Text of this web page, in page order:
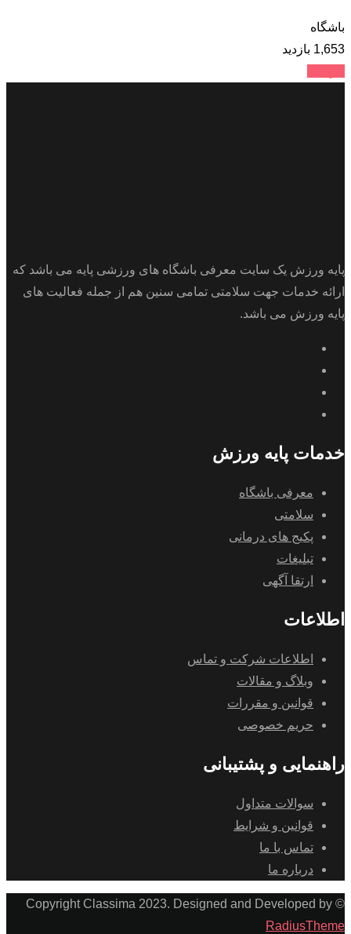
باشگاه
1,653 بازدید
پایه ورزش یک سایت معرفی باشگاه های ورزشی پایه می باشد که
ارائه خدمات جهت سلامتی تمامی سنین هم از جمله فعالیت های
پایه ورزش می باشد.
خدمات پایه ورزش
معرفی باشگاه
سلامتی
پکیج های درمانی
تبلیغات
ارتقا آگهی
اطلاعات
اطلاعات شرکت و تماس
وبلاگ و مقالات
قوانین و مقررات
حریم خصوصی
راهنمایی و پشتیبانی
سوالات متداول
قوانین و شرایط
تماس با ما
درباره ما
© Copyright Classima 2023. Designed and Developed by
RadiusTheme